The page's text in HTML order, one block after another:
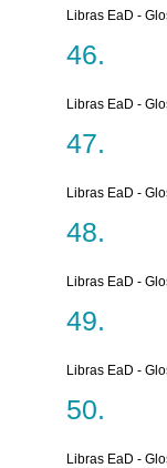
Libras EaD -
Libras EaD -
Libras EaD -
Libras EaD -
Libras EaD -
Libras EaD -